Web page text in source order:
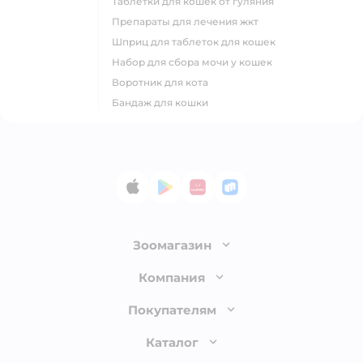
препараты для лечения жкт
шприц для таблеток для кошек
набор для сбора мочи у кошек
воротник для кота
бандаж для кошки
App StoreGoogle Play
AppGallery
RuStore
Зоомагазин
Лицензия
Доставка и оплата
Обмен и возврат товара
Компания
О компании
Покупателям
Бонусные карты
Каталог